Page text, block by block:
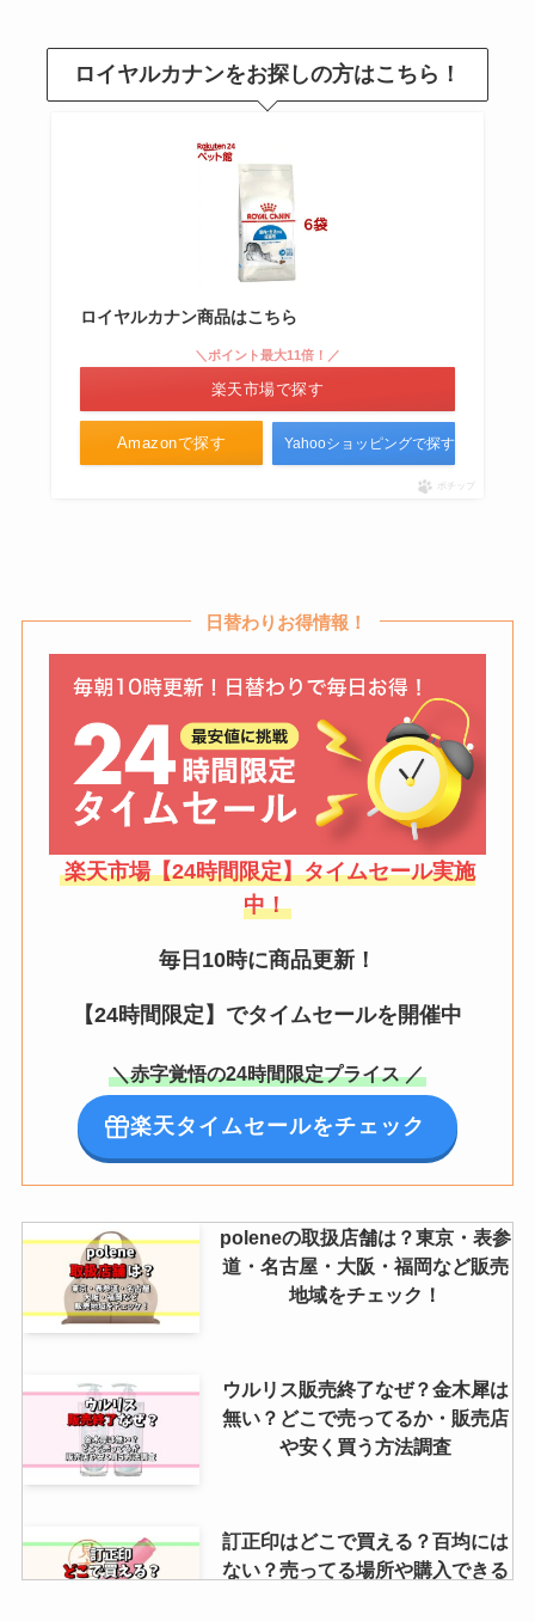
ポケモンパンはどこに売ってる？
ファミマで買える？ネット販売
pspバッテリーどこで売ってる？
ヤマダ電機やヨドバシは？互換性
や値段も比較
クルトガダイブを売ってる場所は
どこ？再販入荷はいつ？定価の値
段や販売店
いちご板チョコが売ってない？期
間限定？売ってる場所や代わりに
なるものを紹介
ロイヤルカナンをお探しの方はこちら！
ロイヤルカナン商品はこちら
Amazonで探す
＼ポイント最大11倍！／
楽天市場で探す
Yahooショッピングで探す
ポチップ
日替わりお得情報！
楽天市場【24時間限定】タイムセール実施
中！
毎日10時に商品更新！
【24時間限定】でタイムセールを開催中
＼赤字覚悟の24時間限定プライス ／
楽天タイムセールをチェック
poleneの取扱店舗は？東京・表参
道・名古屋・大阪・福岡など販売
地域をチェック！
ウルリス販売終了なぜ？金木犀は
無い？どこで売ってるか・販売店
や安く買う方法調査
訂正印はどこで買える？百均には
ない？売ってる場所や購入できる